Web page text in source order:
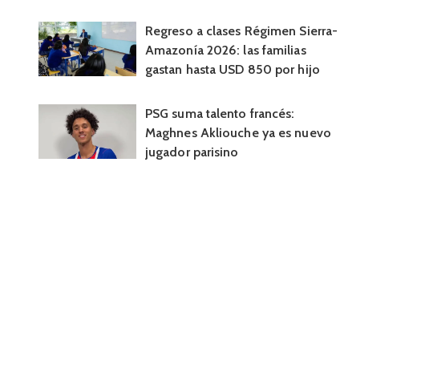
Regreso a clases Régimen Sierra-
Amazonía 2026: las familias
gastan hasta USD 850 por hijo
PSG suma talento francés:
Maghnes Akliouche ya es nuevo
jugador parisino